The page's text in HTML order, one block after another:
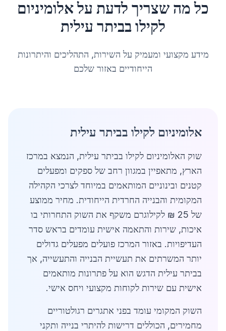
כל מה שצריך לדעת עלאלומיניום
לקילובביתר עילית
מידע מקצועי ומעמיק על השירות, התהליכים והיתרונות
הייחודיים באזור שלכם
אלומיניום לקילו בביתר עילית
שוק האלומיניום לקילו בביתר עילית, הנמצא במרכז
הארץ, מתאפיין במגוון רחב של ספקים ומפעלים
קטנים ובינוניים המותאמים במיוחד לצרכי הקהילה
המקומית והבנייה החרדית הייחודית. מחיר ממוצע
של 25 ₪ לקילוגרם משקף את השוק התחרותי בו
איכות, שירות והתאמה אישית עומדים בראש סדר
העדיפויות. באזור המרכז פועלים מפעלים גדולים
יותר המשרתים את תעשיית הבנייה והתעשייה, אך
בביתר עילית הדגש הוא על פתרונות מותאמים
אישית עם שירות לקוחות מקצועי ויחס אישי.
השוק המקומי עומד בפני אתגרים רגולטוריים
מחמירים, הכוללים דרישות להיתרי בנייה ותקני